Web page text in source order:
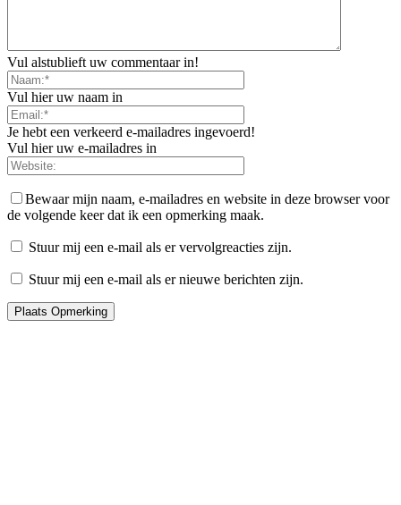
Vul alstublieft uw commentaar in!
Vul hier uw naam in
Je hebt een verkeerd e-mailadres ingevoerd!
Vul hier uw e-mailadres in
Bewaar mijn naam, e-mailadres en website in deze browser voor
de volgende keer dat ik een opmerking maak.
Stuur mij een e-mail als er vervolgreacties zijn.
Stuur mij een e-mail als er nieuwe berichten zijn.